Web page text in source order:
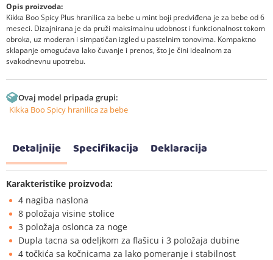
Opis proizvoda:
Kikka Boo Spicy Plus hranilica za bebe u mint boji predviđena je za bebe od 6
meseci. Dizajnirana je da pruži maksimalnu udobnost i funkcionalnost tokom
obroka, uz moderan i simpatičan izgled u pastelnim tonovima. Kompaktno
sklapanje omogućava lako čuvanje i prenos, što je čini idealnom za
svakodnevnu upotrebu.
Ovaj model pripada grupi:
Kikka Boo Spicy hranilica za bebe
Detaljnije Specifikacija Deklaracija
Karakteristike proizvoda:
4 nagiba naslona
8 položaja visine stolice
3 položaja oslonca za noge
Dupla tacna sa odeljkom za flašicu i 3 položaja dubine
4 točkića sa kočnicama za lako pomeranje i stabilnost